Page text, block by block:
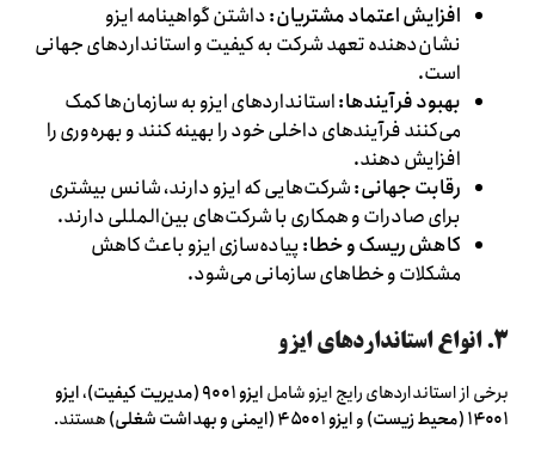
افزایش اعتماد مشتریان:داشتن گواهینامه ایزو
نشان‌دهنده تعهد شرکت به کیفیت و استانداردهای جهانی
است.
بهبود فرآیندها:استانداردهای ایزو به سازمان‌ها کمک
می‌کنند فرآیندهای داخلی خود را بهینه کنند و بهره‌وری را
افزایش دهند.
رقابت جهانی:شرکت‌هایی که ایزو دارند، شانس بیشتری
برای صادرات و همکاری با شرکت‌های بین‌المللی دارند.
کاهش ریسک و خطا:پیاده‌سازی ایزو باعث کاهش
مشکلات و خطاهای سازمانی می‌شود.
۳. انواع استانداردهای ایزو
برخی از استانداردهای رایج ایزو شاملایزو ۹۰۰۱ (مدیریت کیفیت) ،ایزو
۱۴۰۰۱ (محیط زیست)
وایزو ۴۵۰۰۱ (ایمنی و بهداشت شغلی) هستند.